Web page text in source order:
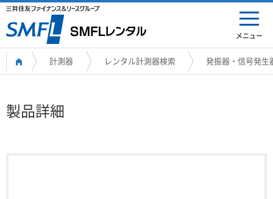
メニュー
計測器 レンタル計測器検索 発振器・信号発生
製品詳細